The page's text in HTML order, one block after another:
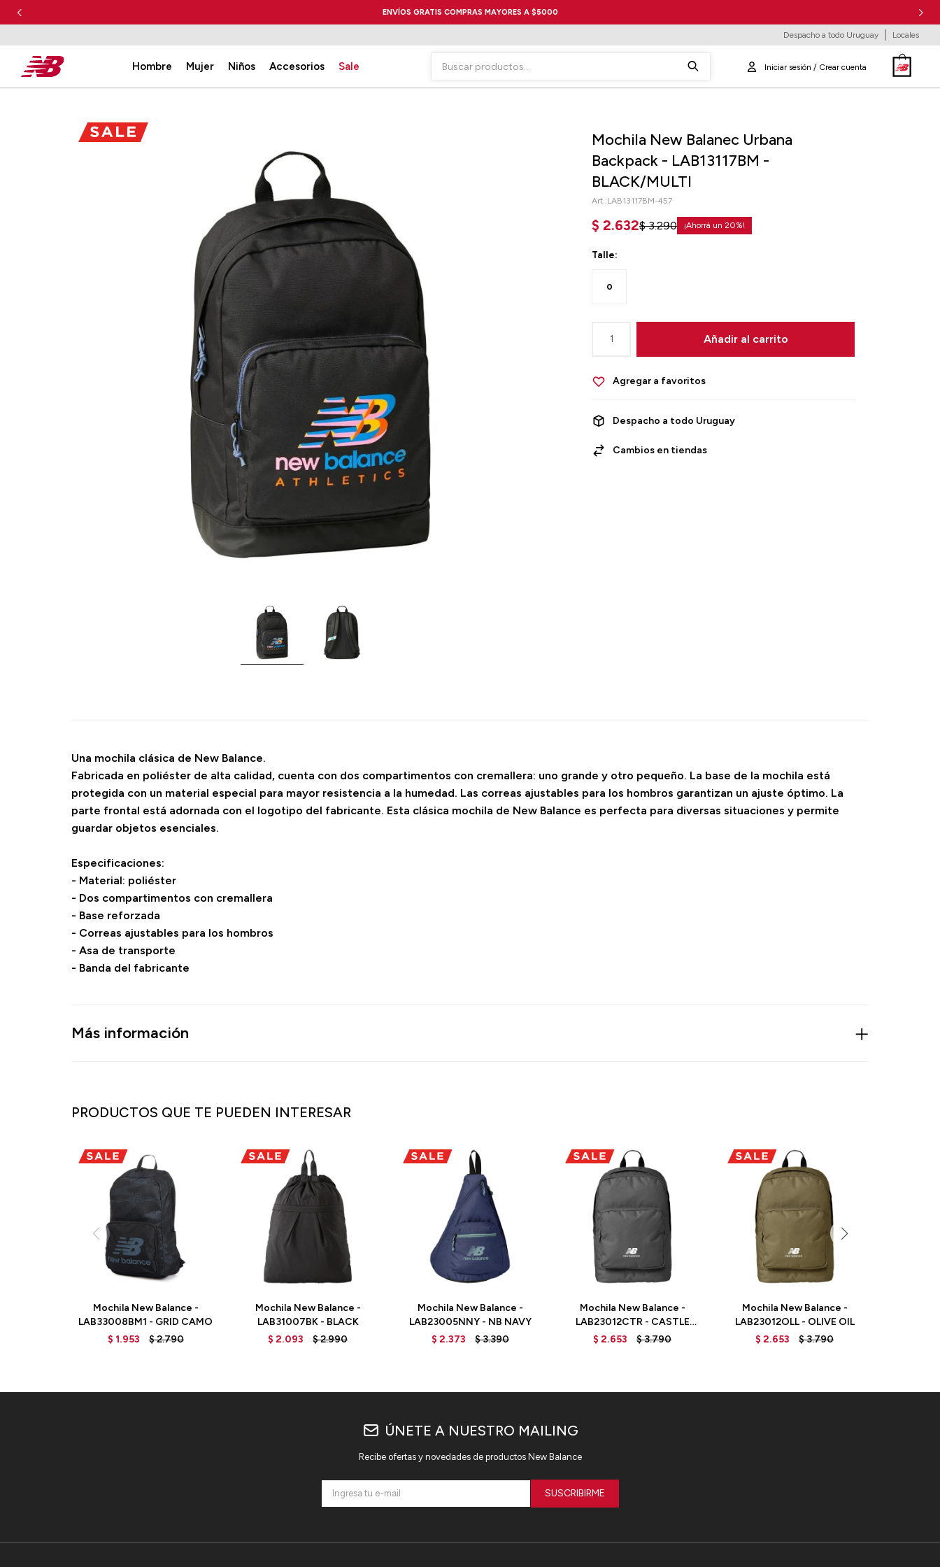
ENVÍOS GRATIS COMPRAS MAYORES A $5000
Hombre Mujer Niños Accesorios Sale
Despacho a todo Uruguay Locales
Mochila New Balanec Urbana
Backpack - LAB13117BM -
BLACK/MULTI
LAB13117BM-457
$ 2.632$ 3.290 20
Talle:
0
1 Añadir al carrito
Despacho a todo Uruguay
Cambios en tiendas
Una mochila clásica de New Balance.
Fabricada en poliéster de alta calidad, cuenta con dos compartimentos con cremallera: uno grande y otro pequeño. La base de la mochila está
protegida con un material especial para mayor resistencia a la humedad. Las correas ajustables para los hombros garantizan un ajuste óptimo. La
parte frontal está adornada con el logotipo del fabricante. Esta clásica mochila de New Balance es perfecta para diversas situaciones y permite
guardar objetos esenciales.
Especificaciones:
- Material: poliéster
- Dos compartimentos con cremallera
- Base reforzada
- Correas ajustables para los hombros
- Asa de transporte
- Banda del fabricante
Más información
PRODUCTOS QUE TE PUEDEN INTERESAR
Mochila New Balance -
LAB33008BM1 - GRID CAMO
$ 1.953 $2.790
Mochila New Balance -
LAB31007BK - BLACK
$ 2.093 $2.990
Mochila New Balance -
LAB23005NNY - NB NAVY
$ 2.373 $3.390
Mochila New Balance -
LAB23012CTR - CASTLE
ROCK
$ 2.653 $3.790
Mochila New Balance -
LAB23012OLL - OLIVE OIL
$ 2.653 $3.790
ÚNETE A NUESTRO MAILING
Recibe ofertas y novedades de productos New Balance
SUSCRIBIRME